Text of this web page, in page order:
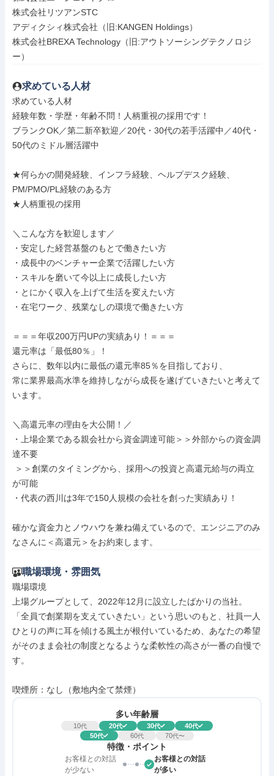
株式会社リツアンSTC
アディクシィ株式会社（旧:KANGEN Holdings）
株式会社BREXA Technology（旧:アウトソーシングテクノロジ
ー）
求めている人材
求めている人材
経験年数・学歴・年齢不問！人柄重視の採用です！
ブランクOK／第二新卒歓迎／20代・30代の若手活躍中／40代・
50代のミドル層活躍中
★何らかの開発経験、インフラ経験、ヘルプデスク経験、
PM/PMO/PL経験のある方
★人柄重視の採用
＼こんな方を歓迎します／
・安定した経営基盤のもとで働きたい方
・成長中のベンチャー企業で活躍したい方
・スキルを磨いて今以上に成長したい方
・とにかく収入を上げて生活を変えたい方
・在宅ワーク、残業なしの環境で働きたい方
＝＝＝年収200万円UPの実績あり！＝＝＝
還元率は「最低80％」！
さらに、数年以内に最低の還元率85％を目指しており、
常に業界最高水準を維持しながら成長を遂げていきたいと考えて
います。
＼高還元率の理由を大公開！／
・上場企業である親会社から資金調達可能＞＞外部からの資金調
達不要
が可能
・代表の西川は3年で150人規模の会社を創った実績あり！
確かな資金力とノウハウを兼ね備えているので、エンジニアのみ
なさんに＜高還元＞をお約束します。
職場環境・雰囲気
職場環境
上場グループとして、2022年12月に設立したばかりの当社。
「全員で創業期を支えていきたい」という思いのもと、社員一人
ひとりの声に耳を傾ける風土が根付いているため、あなたの希望
がそのまま会社の制度となるような柔軟性の高さが一番の自慢で
す。
喫煙所：なし（敷地内全て禁煙）
多い年齢層
10代 20代 30代 40代
50代 60代 70代〜
特徴・ポイント
お客様との対話
が少ない
お客様との対話
が多い